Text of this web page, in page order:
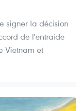
signer la décision
de l'entraide
Vietnam et